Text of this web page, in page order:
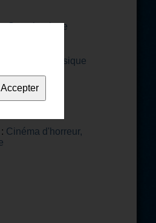
Symphonique
Musique classique
Cinéma d'horreur,